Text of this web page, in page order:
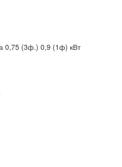
0,75 (3ф.) 0,9 (1ф) кВт